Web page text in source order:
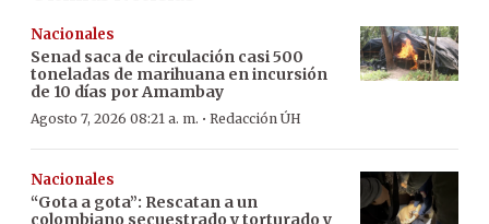
Nacionales
Senad saca de circulación casi 500
toneladas de marihuana en incursión
de 10 días por Amambay
Agosto 7, 2026 08:21 a. m. · Redacción ÚH
Nacionales
“Gota a gota”: Rescatan a un
colombiano secuestrado y torturado y